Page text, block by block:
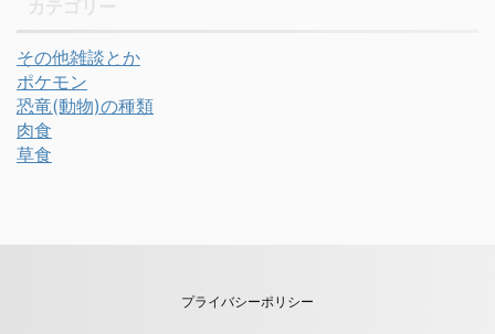
その他雑談とか
ポケモン
恐竜(動物)の種類
肉食
草食
プライバシーポリシー